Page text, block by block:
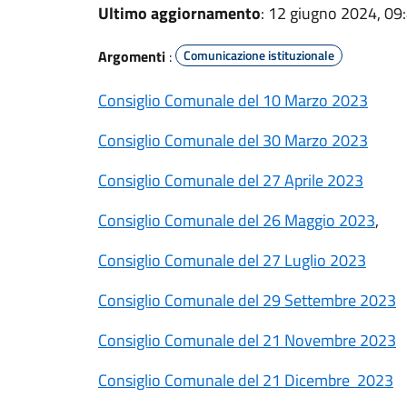
Ultimo aggiornamento: 12 giugno 2024,
Argomenti : Comunicazione istituzionale
Consiglio Comunale del 10 Marzo 2023
Consiglio Comunale del 30 Marzo 2023
Consiglio Comunale del 27 Aprile 2023
Consiglio Comunale del 26 Maggio 2023,
Consiglio Comunale del 27 Luglio 2023
Consiglio Comunale del 29 Settembre 2023
Consiglio Comunale del 21 Novembre 2023
Consiglio Comunale del 21 Dicembre 2023